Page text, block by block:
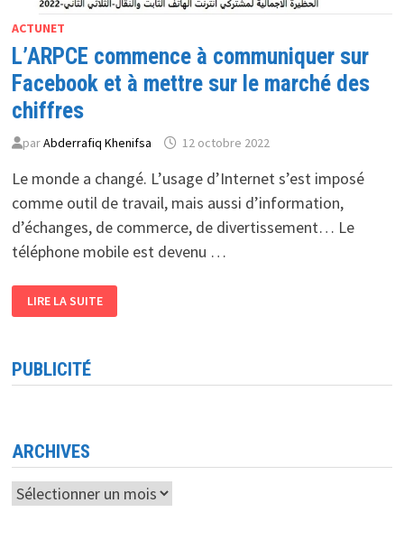
ACTUNET
L’ARPCE commence à communiquer sur
Facebook et à mettre sur le marché des
chiffres
parAbderrafiq Khenifsa 12 octobre 2022
Le monde a changé. L’usage d’Internet s’est imposé
comme outil de travail, mais aussi d’information,
d’échanges, de commerce, de divertissement… Le
téléphone mobile est devenu …
COMMENCE
À
ET
À
DES
CHIFFRES
LIRE LA SUITE
PUBLICITÉ
ARCHIVES
Archives